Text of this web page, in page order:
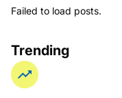
Failed to load posts.
Trending